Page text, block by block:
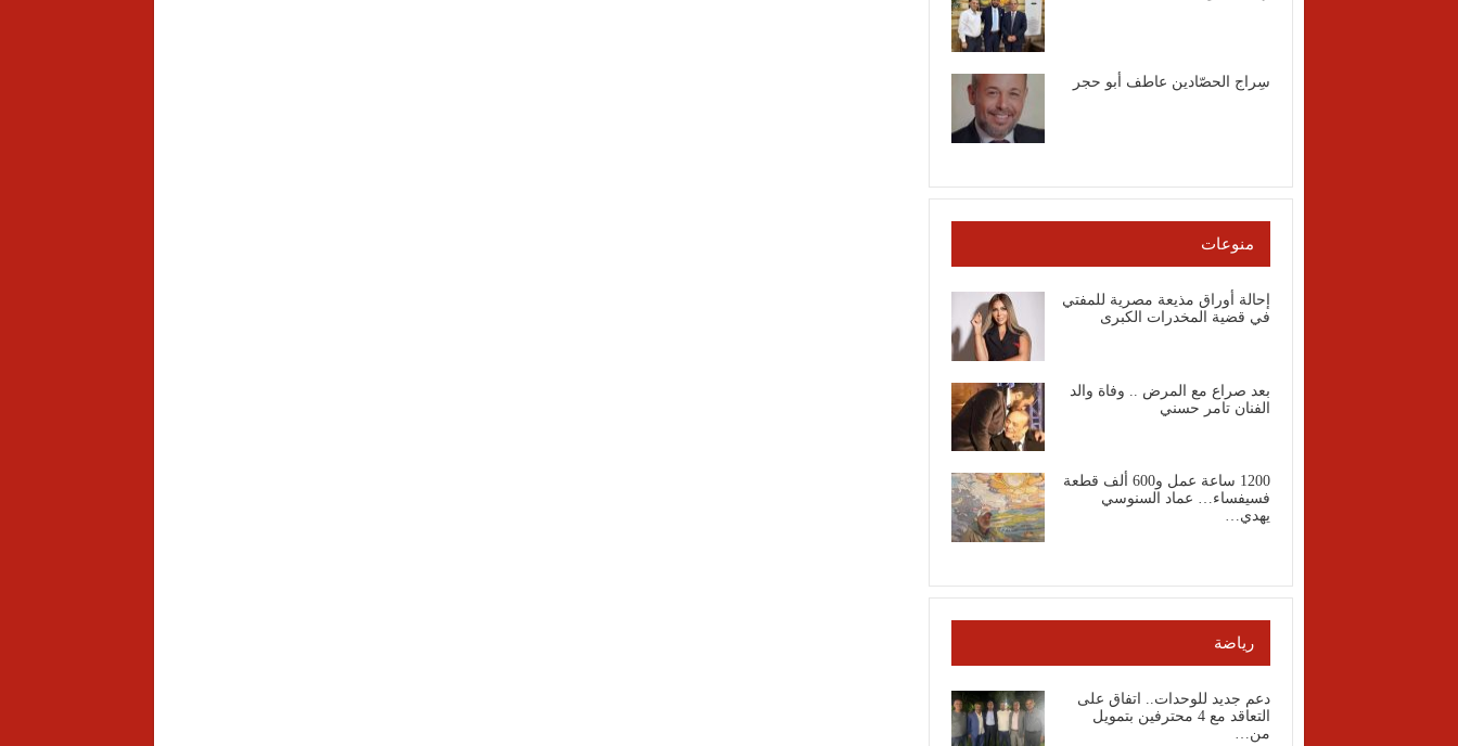
سِراج الحصّادين عاطف أبو حجر
منوعات
إحالة أوراق مذيعة مصرية للمفتي
في قضية المخدرات الكبرى
بعد صراع مع المرض .. وفاة والد
الفنان تامر حسني
1200 ساعة عمل و600 ألف قطعة
فسيفساء… عماد السنوسي
يهدي…
رياضة
دعم جديد للوحدات.. اتفاق على
التعاقد مع 4 محترفين بتمويل
من…